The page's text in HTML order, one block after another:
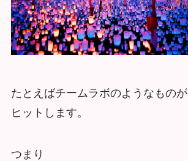
たとえばチームラボのようなものが
ヒットします。
つまり